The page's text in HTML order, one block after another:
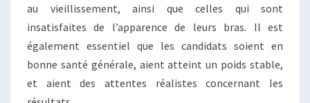
au vieillissement, ainsi que celles qui sont
insatisfaites de l’apparence de leurs bras. Il est
également essentiel que les candidats soient en
bonne santé générale, aient atteint un poids stable,
et aient des attentes réalistes concernant les